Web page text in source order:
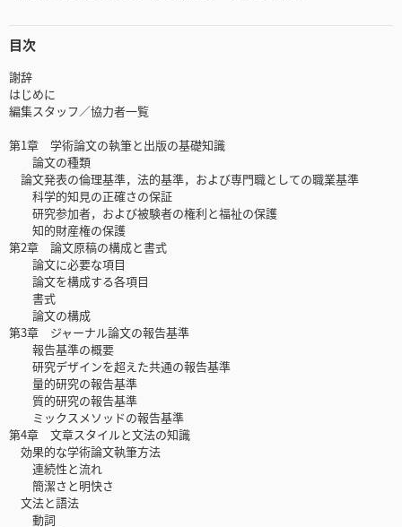
目次
謝辞
はじめに
編集スタッフ／協力者一覧
第1章 学術論文の執筆と出版の基礎知識
論文の種類
論文発表の倫理基準，法的基準，および専門職としての職業基準
科学的知見の正確さの保証
研究参加者，および被験者の権利と福祉の保護
知的財産権の保護
第2章 論文原稿の構成と書式
論文に必要な項目
論文を構成する各項目
書式
論文の構成
第3章 ジャーナル論文の報告基準
報告基準の概要
研究デザインを超えた共通の報告基準
量的研究の報告基準
質的研究の報告基準
ミックスメソッドの報告基準
第4章 文章スタイルと文法の知識
効果的な学術論文執筆方法
連続性と流れ
簡潔さと明快さ
文法と語法
動詞